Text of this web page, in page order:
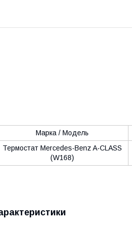
Марка / Модель
Термостат Mercedes-Benz A-CLASS
(W168)